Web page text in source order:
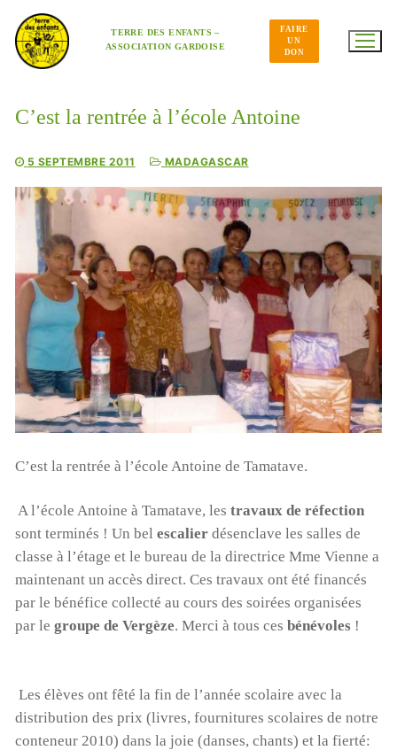
contenu
TERRE DES ENFANTS –
ASSOCIATION GARDOISE
FAIRE
UN
DON
C’est la rentrée à l’école Antoine
5 SEPTEMBRE 2011 MADAGASCAR
C’est la rentrée à l’école Antoine de Tamatave.
A l’école Antoine à Tamatave, les travaux de réfection
sont terminés ! Un bel escalierdésenclave les salles de
classe à l’étage et le bureau de la directrice Mme Vienne a
maintenant un accès direct. Ces travaux ont été financés
par le bénéfice collecté au cours des soirées organisées
par le groupe de Vergèze. Merci à tous ces bénévoles!
Les élèves ont fêté la fin de l’année scolaire avec la
distribution des prix (livres, fournitures scolaires de notre
conteneur 2010) dans la joie (danses, chants) et la fierté: